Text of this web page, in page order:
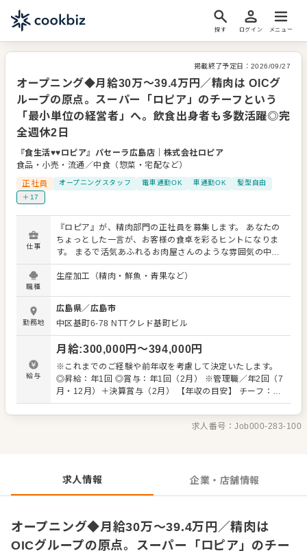
探す ログイン メニュー
掲載終了予定日： 2026/09/27
オープニング◆月給30万～39.4万円／精肉は OICグ
ループの原点。スーパー「ロピア」のチーフという
「最小単位の経営者」へ。飲食出身者も多数活躍◎完
全週休2日
『食生活♥♥ロピア』パセーラ広島店
株式会社ロピア
食品・小売・流通／中食（惣菜・宅配など）
正社員
オープニングスタッフ 電車通勤OK 車通勤OK
髪型自由
＋17
仕事
『ロピア』が、精肉部門の正社員を募集します。 あなたの
ちょっとした一言が、お客様の食卓を彩るヒントになりま
す。 まるで活気あふれるお肉屋さんのような雰囲気の中、
お客様の「今日のお宝（お買い得品）」をご提供してい
く。そんな遊び心を持って、接客・運営をしてくださる方
けで 、美味しいから家事も楽でうれしい」 そんな声を聞い
たらニヤリ。 "食のテーマパーク"を目指す当店で、クルー
のようにお客様を盛り上げてください。 肉のカット術や高
度な商品知識は徐々にお教えします。未経験からスタート
した先輩も多数います。 また焼肉店など、精肉調理の経験
者は、自由度高くご活躍できます。チーフ候補として、仕
入れから商品開発、攻めの売り場作りまで、幅広い業務を
お任せ。 「自分の色が出せる売場で勝負したい」 「本部の
方との出会いを待ってます。 自らファンを増やしていく、
そんな「商売の原点」を当社で体感してください。 ■業務
ランドも考案できます） ・価格設定（店舗によって価格が
異なります） ・人材育成・採用 など
職種
生産加工（精肉・鮮魚・青果など）
勤務地
広島県／広島市
中区基町6-78 NTTクレド基町ビル
給与
月給:300,000円〜394,000円
※これまでのご経験や前年収を考慮して決定いたします。
◎昇給：年1回 ◎賞与：年1回（2月） ※管理職／年2回（7
月・12月）＋決算賞与（2月） 【年収の目安】 チーフ：平
均630万円 ※チーフ以上：700万円以上（平均年齢32歳）
※試用期間3ヶ月あり（期間中、条件変更なし） ※固定残
業代35時間分61,000円～80,300円を支給。超過分は別途支
求人番号：Job000-283-100
求人情報 企業・店舗情報
オープニング◆月給30万～39.4万円／精肉は
OICグループの原点。スーパー「ロピア」のチー